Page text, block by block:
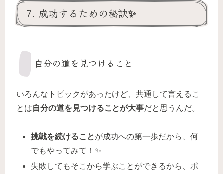
7. 成功するための秘訣✨
自分の道を見つけること
いろんなトピックがあったけど、共通して言えるこ
とは自分の道を見つけることが大事だと思うんだ。
挑戦を続けることが成功への第一歩だから、何
でもやってみて！✨
失敗してもそこから学ぶことができるから、ポ